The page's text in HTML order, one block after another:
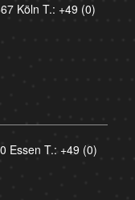
Köln T.: +49 (0)
Essen T.: +49 (0)